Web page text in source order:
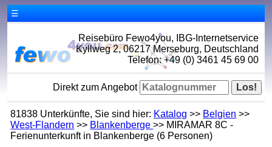
☰
Reisebüro Fewo4you, IBG-Internetservice
Kyllweg 2, 06217 Merseburg, Deutschland
Telefon: +49 (0) 3461 45 69 00
Direkt zum Angebot
81838 Unterkünfte, Sie sind hier: Katalog >> Belgien >>
West-Flandern >> Blankenberge>> MIRAMAR 8C -
Ferienunterkunft in Blankenberge (6 Personen)